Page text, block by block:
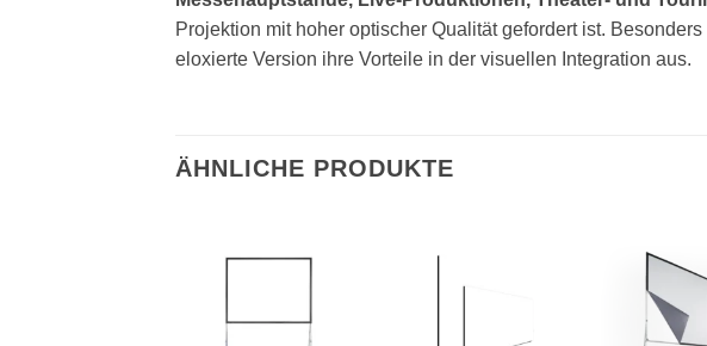
Projektion mit hoher optischer Qualität gefordert ist.
eloxierte Version ihre Vorteile in der visuellen Integration aus.
ÄHNLICHE PRODUKTE